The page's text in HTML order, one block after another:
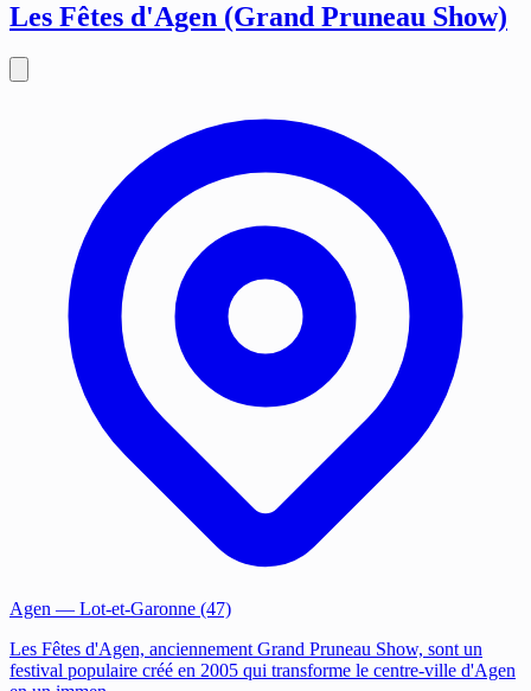
Les Fêtes d'Agen (Grand Pruneau Show)
Agen — Lot-et-Garonne (47)
Les Fêtes d'Agen, anciennement Grand Pruneau Show, sont un
festival populaire créé en 2005 qui transforme le centre-ville d'Agen